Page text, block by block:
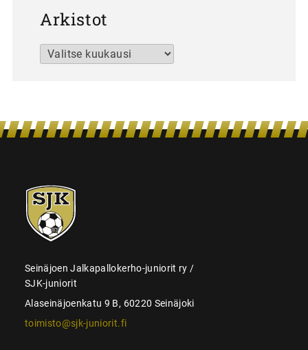
Arkistot
Arkistot
SJK-
juniorit
Seinäjoen Jalkapallokerho-juniorit ry /
SJK-juniorit
Alaseinäjoenkatu 9 B, 60220 Seinäjoki
toimisto@sjk-juniorit.fi